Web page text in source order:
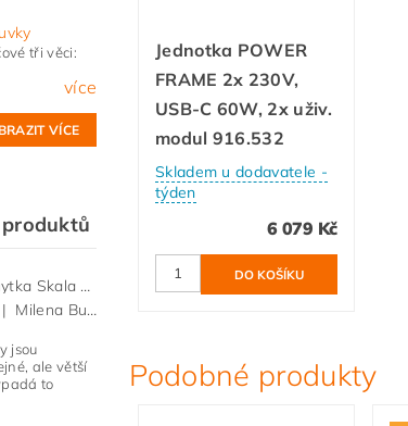
tři věci:
více
VÍCE
Nábytková úchytka Skala černá matná
|
Milena Bučková
jsou
ale větší
to
Jednotka POWER
FRAME 2x 230V,
USB-C 60W, 2x uživ.
modul 916.532
Skladem u dodavatele -
týden
6 079 Kč
Podobné produkty